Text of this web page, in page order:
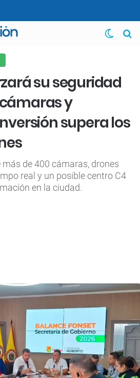
su seguridad
y
supera los
de 400 cámaras, drones
real y un posible centro C4
en la ciudad.